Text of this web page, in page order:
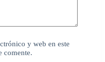
y web en este
comente.